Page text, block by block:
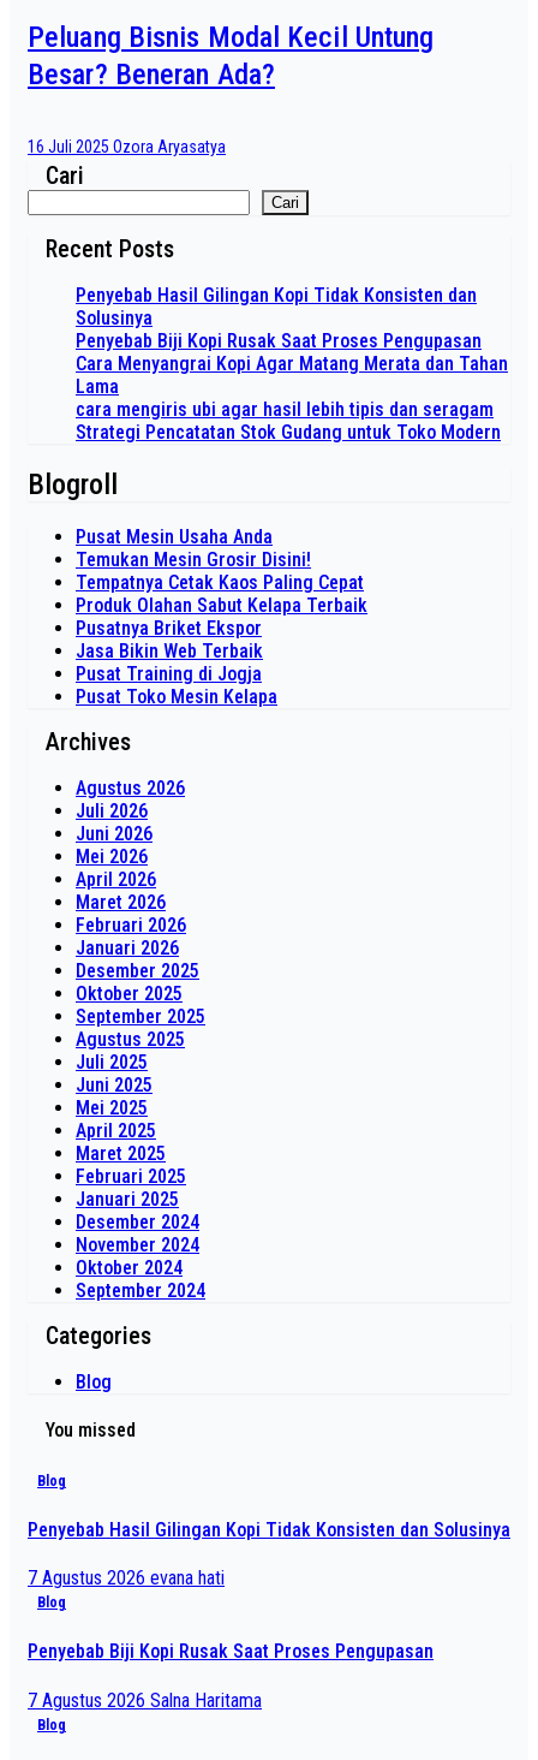
Peluang Bisnis Modal Kecil Untung
Besar? Beneran Ada?
16 Juli 2025 Ozora Aryasatya
Cari
Cari
Recent Posts
Penyebab Hasil Gilingan Kopi Tidak Konsisten dan
Solusinya
Penyebab Biji Kopi Rusak Saat Proses Pengupasan
Cara Menyangrai Kopi Agar Matang Merata dan Tahan
Lama
cara mengiris ubi agar hasil lebih tipis dan seragam
Strategi Pencatatan Stok Gudang untuk Toko Modern
Blogroll
Pusat Mesin Usaha Anda
Temukan Mesin Grosir Disini!
Tempatnya Cetak Kaos Paling Cepat
Produk Olahan Sabut Kelapa Terbaik
Pusatnya Briket Ekspor
Jasa Bikin Web Terbaik
Pusat Training di Jogja
Pusat Toko Mesin Kelapa
Archives
Agustus 2026
Juli 2026
Juni 2026
Mei 2026
April 2026
Maret 2026
Februari 2026
Januari 2026
Desember 2025
Oktober 2025
September 2025
Agustus 2025
Juli 2025
Juni 2025
Mei 2025
April 2025
Maret 2025
Februari 2025
Januari 2025
Desember 2024
November 2024
Oktober 2024
September 2024
Categories
Blog
You missed
Blog
Penyebab Hasil Gilingan Kopi Tidak Konsisten dan Solusinya
7 Agustus 2026 evana hati
Blog
Penyebab Biji Kopi Rusak Saat Proses Pengupasan
7 Agustus 2026 Salna Haritama
Blog